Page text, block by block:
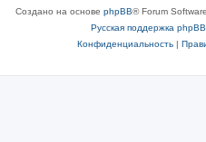
Создано на основе phpBB® Forum
Русская поддержка phpBB
Конфиденциальность|